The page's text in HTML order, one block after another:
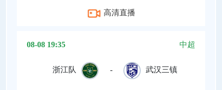
高清直播
08-08 19:35 中超
浙江队 - 武汉三镇